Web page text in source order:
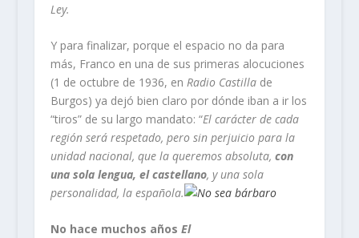
Ley.
Y para finalizar, porque el espacio no da para
más, Franco en una de sus primeras alocuciones
(1 de octubre de 1936, en Radio Castillade
Burgos) ya dejó bien claro por dónde iban a ir los
“tiros” de su largo mandato: “El carácter de cada
región será respetado, pero sin perjuicio para la
unidad nacional, que la queremos absoluta, con
una sola lengua, el castellano, y una sola
personalidad, la española.
No hace muchos años El